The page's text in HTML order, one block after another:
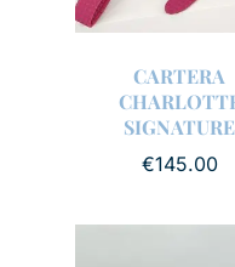
CARTERA
SIGNATURE
€145.00